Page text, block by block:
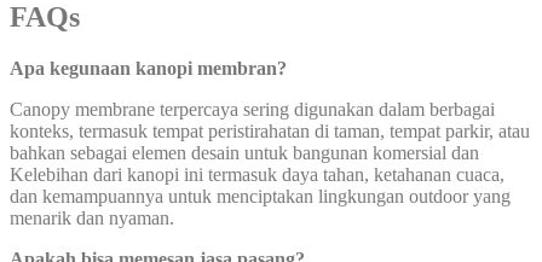
FAQs
Apa kegunaan kanopi membran?
Canopy membrane terpercaya sering digunakan dalam berbagai
konteks, termasuk tempat peristirahatan di taman, tempat parkir, atau
bahkan sebagai elemen desain untuk bangunan komersial dan
Kelebihan dari kanopi ini termasuk daya tahan, ketahanan cuaca,
dan kemampuannya untuk menciptakan lingkungan outdoor yang
menarik dan nyaman.